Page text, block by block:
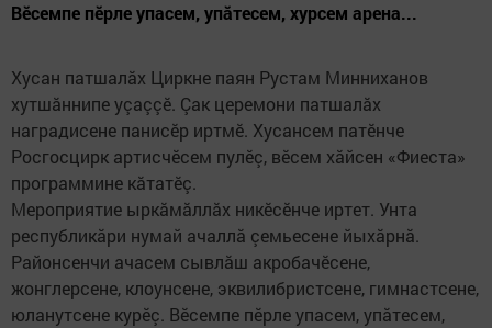
Вӗсемпе пӗрле упасем, упăтесем, хурсем арена...
Хусан патшалăх Циркне паян Рустам Минниханов
хутшăннипе уçаççӗ. Çак церемони патшалăх
наградисене панисӗр иртмӗ. Хусансем патӗнче
Росгосцирк артисчӗсем пулӗç, вӗсем хăйсен «Фиеста»
программине кăтатӗç.
Мероприятие ыркăмăллăх никӗсӗнче иртет. Унта
республикăри нумай ачаллă çемьесене йыхăрнă.
Районсенчи ачасем сывлăш акробачӗсене,
жонглерсене, клоунсене, эквилибристсене, гимнастсене,
юланутсене курӗç. Вӗсемпе пӗрле упасем, упăтесем,